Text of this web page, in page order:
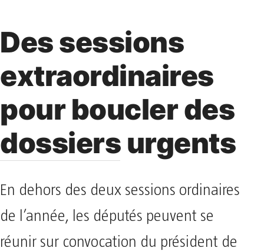
Des sessions
extraordinaires
pour boucler des
dossiers urgents
En dehors des deux sessions ordinaires
de l’année, les députés peuvent se
réunir sur convocation du président de